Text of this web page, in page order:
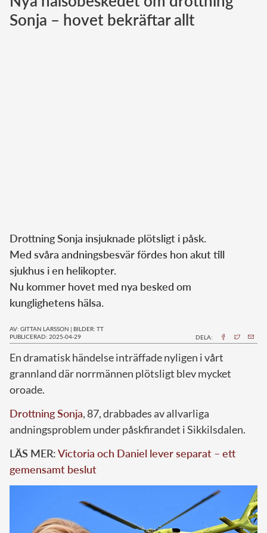
Norska kungahuset
Sonja – hovet bekräftar allt
Drottning Sonja insjuknade plötsligt i påsk.
Med svåra andningsbesvär fördes hon akut till
sjukhus i en helikopter.
Nu kommer hovet med nya besked om
kunglighetens hälsa.
AV: GITTAN LARSSON | BILDER: TT
PUBLICERAD: 2025-04-29
DELA:
En dramatisk händelse inträffade nyligen i vårt
grannland där norrmännen plötsligt blev mycket
oroade.
Drottning Sonja, 87, drabbades av allvarliga
andningsproblem under påskfirandet i Sikkilsdalen.
LÄS MER:Victoria och Daniel lever separat – ett
gemensamt beslut